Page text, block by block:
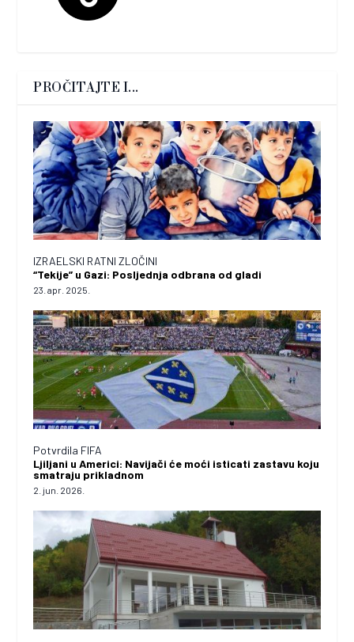
PROČITAJTE I...
IZRAELSKI RATNI ZLOČINI
“Tekije” u Gazi: Posljednja odbrana od gladi
23. apr. 2025.
Potvrdila FIFA
Ljiljani u Americi: Navijači će moći isticati zastavu koju
smatraju prikladnom
2. jun. 2026.